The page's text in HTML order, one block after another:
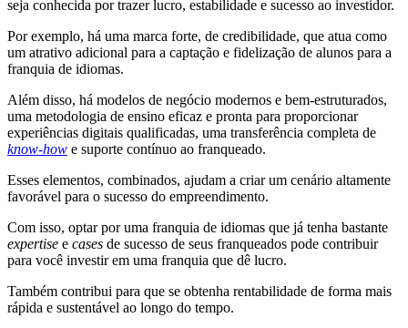
seja conhecida por trazer lucro, estabilidade e sucesso ao investidor.
Por exemplo, há uma marca forte, de credibilidade, que atua como
um atrativo adicional para a captação e fidelização de alunos para a
franquia de idiomas.
Além disso, há modelos de negócio modernos e bem-estruturados,
uma metodologia de ensino eficaz e pronta para proporcionar
experiências digitais qualificadas, uma transferência completa de
know-how e suporte contínuo ao franqueado.
Esses elementos, combinados, ajudam a criar um cenário altamente
favorável para o sucesso do empreendimento.
Com isso, optar por uma franquia de idiomas que já tenha bastante
expertise e cases de sucesso de seus franqueados pode contribuir
para você investir em uma franquia que dê lucro.
Também contribui para que se obtenha rentabilidade de forma mais
rápida e sustentável ao longo do tempo.